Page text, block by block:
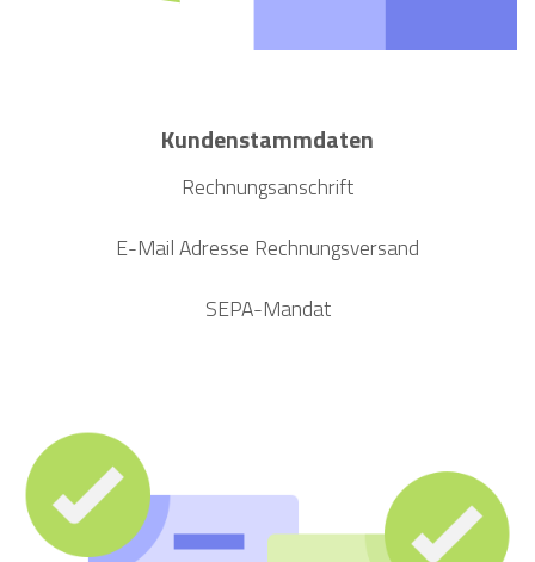
Kundenstammdaten
Rechnungsanschrift
E-Mail Adresse Rechnungsversand
SEPA-Mandat